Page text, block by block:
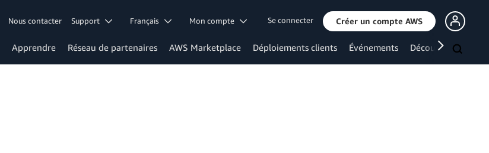
Nous contacter Support Français Mon compte Se connecter Créer un compte AWS
Apprendre Réseau de partenaires AWS Marketplace Déploiements clients Événements Découvrir